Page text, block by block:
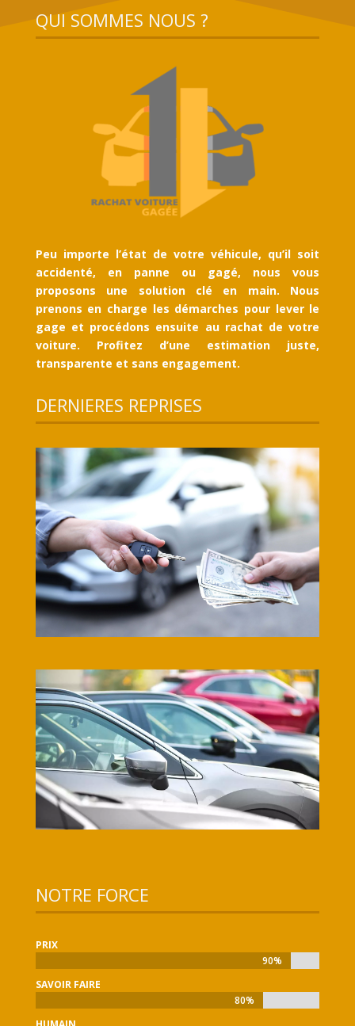
QUI SOMMES NOUS ?
Peu importe l’état de votre véhicule, qu’il soit
accidenté, en panne ou gagé, nous vous
proposons une solution clé en main. Nous
prenons en charge les démarches pour lever le
gage et procédons ensuite au rachat de votre
voiture. Profitez d’une estimation juste,
transparente et sans engagement.
DERNIERES REPRISES
NOTRE FORCE
PRIX
90%
90%
SAVOIR FAIRE
80%
80%